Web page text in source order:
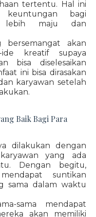
tertentu. Hal ini
bagi
lebih maju dan
bersemangat akan
kreatif supaya
bisa diselesaikan
ini bisa dirasakan
karyawan setelah
Baik Bagi Para
dilakukan dengan
yang ada
Dengan begitu,
suntikan
sama dalam waktu
sama mendapat
akan memiliki